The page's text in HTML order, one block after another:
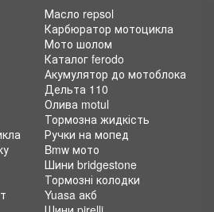
- ваш надійний партнер у світі
Ми розуміємо, наскільки
асортименту товарів,
онлайн магазин, де ви можете
свого скутера. Переваги купівлі
онлайн очевидні - швидка
та зручна оплата. Приєднуйтесь
Motokvartal!
Масло repsol
Карбюратор мотоцикла
Мото шолом
Каталог ferodo
Акумулятор до мотоблока
Дельта 110
Олива motul
Тормозна жидкість
Ручки на мопед
Bmw мото
Шини bridgestone
Тормозні колодки
Yuasa акб